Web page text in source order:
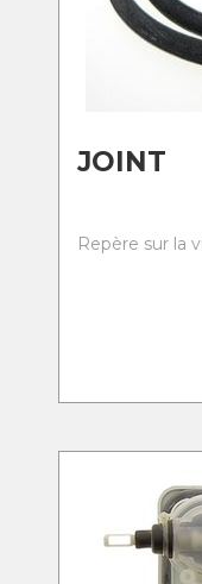
JOINT
Repère sur la